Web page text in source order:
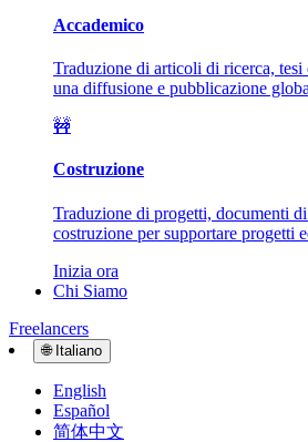
Accademico
Traduzione di articoli di ricerca,
una diffusione e pubblicazione
🚧
Costruzione
Traduzione di progetti, documenti
costruzione per supportare progetti
Inizia ora
Chi Siamo
Freelancers
🌐 Italiano
English
Español
简体中文